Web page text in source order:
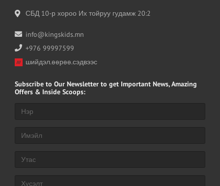
СБД 10-р хороо Их тойруу гудамж 20:2
info@kingskids.mn
+976 99997599
шийдэл.өөрөө.сэдвээс
Subscribe to Our Newsletter to get Important News, Amazing
Offers & Inside Scoops: